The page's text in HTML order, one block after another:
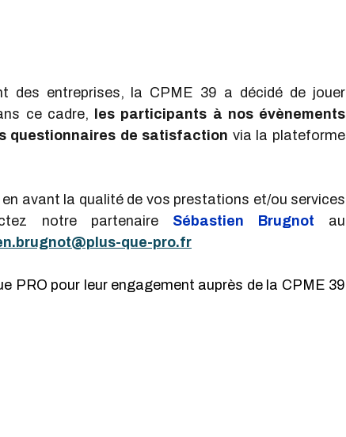
des entreprises, la CPME 39 a décidé de jouer
ce cadre, les participants à nos évènements
questionnaires de satisfaction via la plateforme
avant la qualité de vos prestations et/ou services
notre partenaire Sébastien Brugnot
que-pro.fr
PRO pour leur engagement auprès de la CPME 39